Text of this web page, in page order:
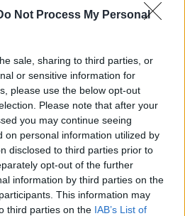
Not Process My Personal
sale, sharing to third parties, or
or sensitive information for
please use the below opt-out
Please note that after your
you may continue seeing
on personal information utilized by
disclosed to third parties prior to
opt-out of the further
information by third parties on the
This information may
third parties on the IAB’s List of
Mathieu war in diesem
Alter bereits zweimal
Weltmeister" -
Niederländischer
Trainer dämpft
Erwartungen an den
"neuen Van der Poel"
Tibor del Grosso